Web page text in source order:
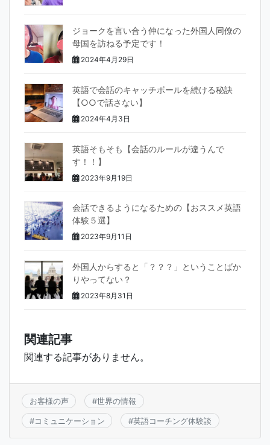
ジョークを言い合う仲になった外国人同僚の
母国を訪ねる予定です！
2024年4月29日
英語で会話のキャッチボールを続ける秘訣
【○○で話さない】
2024年4月3日
英語そもそも【会話のルールが違うんで
す！！】
2023年9月19日
会話できるようになるための【おススメ英語
体験５選】
2023年9月11日
外国人からすると「？？？」ということばか
りやってない？
2023年8月31日
関連記事
関連する記事がありません。
お客様の声 #世界の情報
#コミュニケーション #英語コーチング体験談